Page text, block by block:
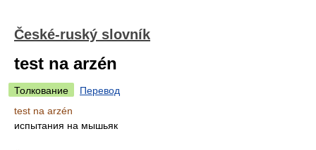
České-ruský slovník
test na arzén
Толкование
Перевод
test na arzén
испытания на мышьяк